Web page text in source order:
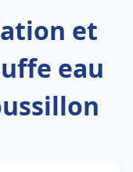
et
eau